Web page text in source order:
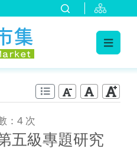
：4 次
五級專題研究